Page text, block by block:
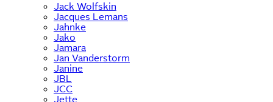
Jack Wolfskin
Jacques Lemans
Jahnke
Jako
Jamara
Jan Vanderstorm
Janine
JBL
JCC
Jette